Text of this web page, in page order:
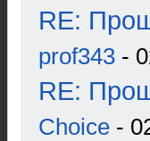
RE:
prof343 -
RE:
Choice -